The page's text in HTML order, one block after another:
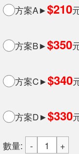
方案A►$210
方案B►$350
方案C►$340
方案D►$330
數量: